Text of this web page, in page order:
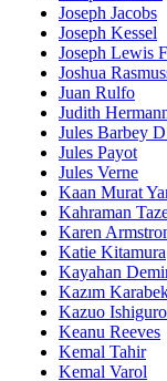
Joseph Jacobs
Joseph Kessel
Joseph Lewis
Joshua
Juan Rulfo
Judith
Jules Barbey
Jules Payot
Jules Verne
Kaan Murat
Kahraman
Karen
Katie Kitamura
Kayahan
Kazım
Kazuo Ishiguro
Keanu Reeves
Kemal Tahir
Kemal Varol